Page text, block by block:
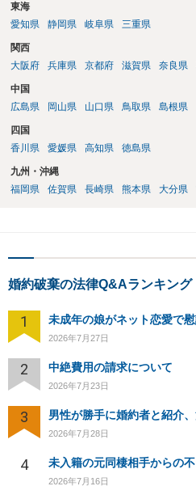
で、お早めにご相談されることをお勧
東海
愛知県
静岡県 岐阜県 三重県
関西
大阪府
兵庫県 京都府 滋賀県 奈良県
中国
広島県
岡山県 山口県 鳥取県 島根県
四国
香川県
愛媛県 高知県 徳島県
九州・沖縄
福岡県
佐賀県 長崎県 熊本県 大分県
婚約破棄の法律Q&Aランキング
1
2026年7月27日
2 中絶費用の請求について
2026年7月23日
3 男性が勝手に婚約者と紹介
2026年7月28日
4
2026年7月16日